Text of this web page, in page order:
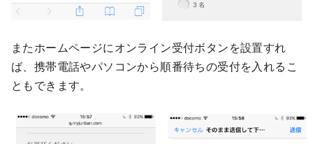
またホームページにオンライン受付ボタンを設置すれ
ば、携帯電話やパソコンから順番待ちの受付を入れるこ
ともできます。